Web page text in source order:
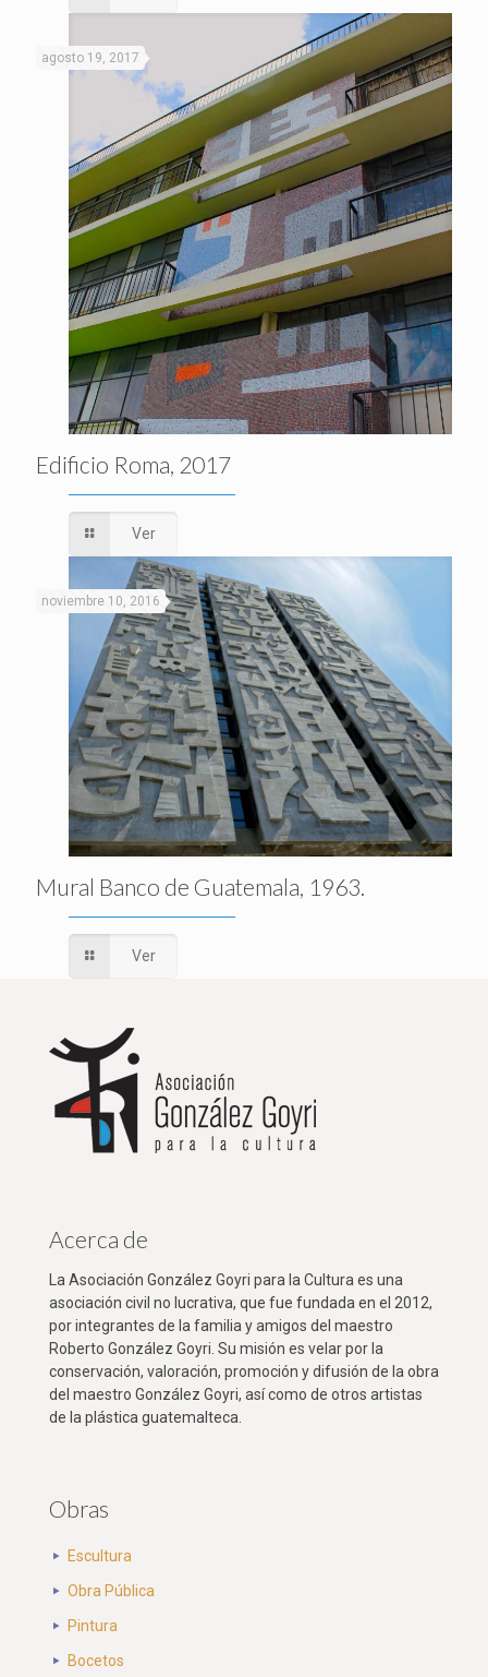
agosto 19, 2017
Edificio Roma, 2017
Ver
noviembre 10, 2016
Mural Banco de Guatemala, 1963.
Ver
Acerca de
La Asociación González Goyri para la Cultura es una
asociación civil no lucrativa, que fue fundada en el 2012,
por integrantes de la familia y amigos del maestro
Roberto González Goyri. Su misión es velar por la
conservación, valoración, promoción y difusión de la obra
del maestro González Goyri, así como de otros artistas
de la plástica guatemalteca.
Obras
Escultura
Obra Pública
Pintura
Bocetos